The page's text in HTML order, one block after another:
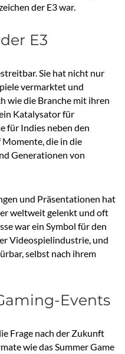
der E3 war.
E3
Sie hat nicht nur
vermarktet und
wie die Branche mit ihren
Katalysator für
für Indies neben den
die in die
Generationen von
und Präsentationen hat
weltweit gelenkt und oft
war ein Symbol für den
Videospielindustrie, und
selbst nach ihrem
Events
Frage nach der Zukunft
wie das Summer Game